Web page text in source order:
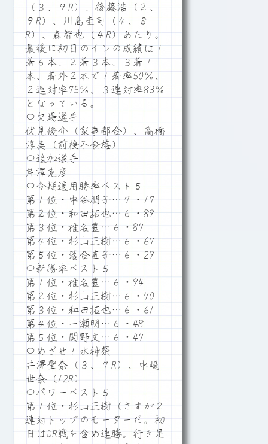
（３、９R）、後藤浩（２、
９R）、川島圭司（４、８
R）、森智也（４R）あたり。
最後に初日のインの成績は１
着６本、２着３本、３着１
本、着外２本で１着率50％、
２連対率75％、３連対率83％
となっている。
〇欠場選手
伏見俊介（家事都合）、高橋
淳美（前検不合格）
〇追加選手
芹澤克彦
〇今期適用勝率ベスト５
第１位・中谷朋子…７・17
第２位・和田拓也…６・89
第３位・椎名豊…６・87
第４位・杉山正樹…６・67
第５位・落合直子…６・29
〇新勝率ベスト５
第１位・椎名豊…６・94
第２位・杉山正樹…６・70
第３位・和田拓也…６・61
第４位・一瀬明…６・48
第５位・関野文…６・47
〇めざせ！水神祭
井澤聖奈（３、７R）、中嶋
世奈（12R）
〇パワーベスト５
第１位・杉山正樹（さすが２
連対トップのモーターだ。初
日はDR戦を含め連勝。行き足